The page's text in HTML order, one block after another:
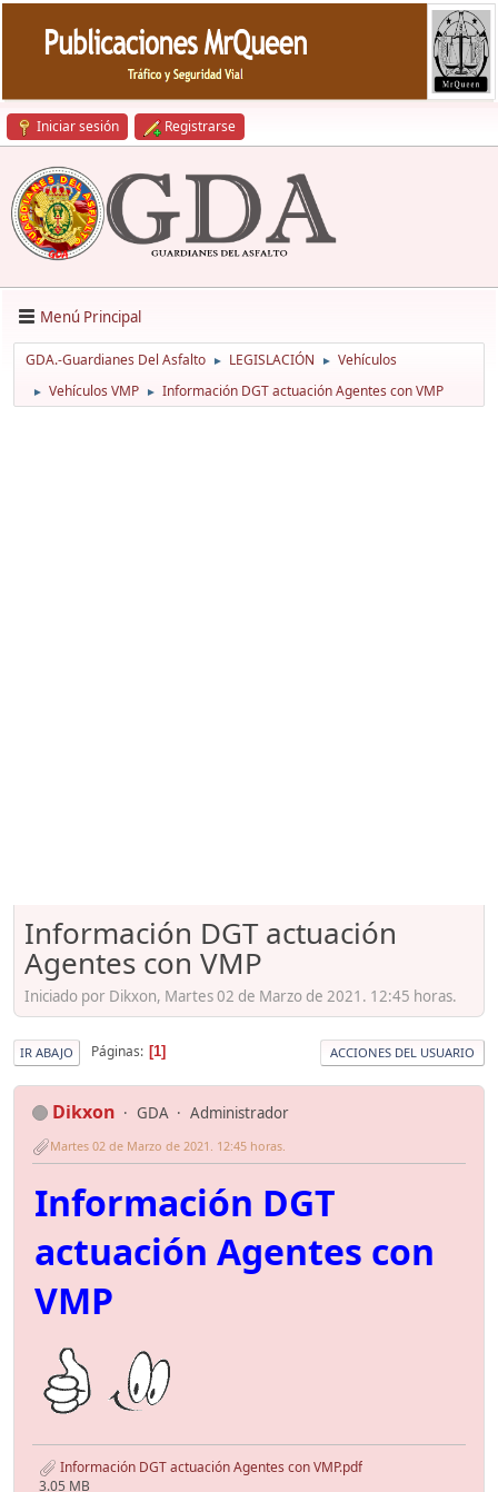
Iniciar sesión Registrarse
Menú Principal
GDA.-Guardianes Del Asfalto ► LEGISLACIÓN ► Vehículos
► Vehículos VMP ► Información DGT actuación Agentes con VMP
Información DGT actuación
Agentes con VMP
Iniciado por Dikxon, Martes 02 de Marzo de 2021. 12:45 horas.
IR ABAJO Páginas 1 ACCIONES DEL USUARIO
Dikxon GDA Administrador
Martes 02 de Marzo de 2021. 12:45 horas.
Información DGT
actuación Agentes con
VMP
Información DGT actuación Agentes con VMP.pdf
3.05 MB